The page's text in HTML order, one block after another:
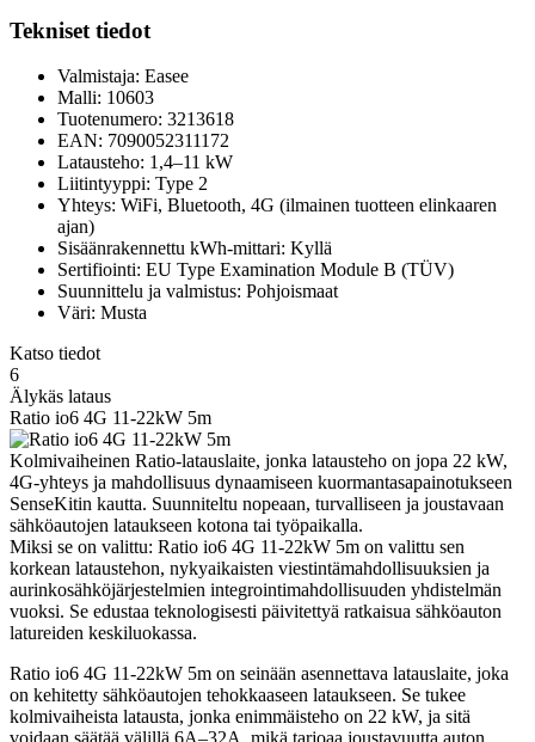
Tekniset tiedot
Valmistaja: Easee
Malli: 10603
Tuotenumero: 3213618
EAN: 7090052311172
Latausteho: 1,4–11 kW
Liitintyyppi: Type 2
Yhteys: WiFi, Bluetooth, 4G (ilmainen tuotteen elinkaaren
ajan)
Sisäänrakennettu kWh-mittari: Kyllä
Sertifiointi: EU Type Examination Module B (TÜV)
Suunnittelu ja valmistus: Pohjoismaat
Väri: Musta
Katso tiedot
6
Älykäs lataus
Ratio io6 4G 11-22kW 5m
Kolmivaiheinen Ratio-latauslaite, jonka latausteho on jopa 22 kW,
4G-yhteys ja mahdollisuus dynaamiseen kuormantasapainotukseen
SenseKitin kautta. Suunniteltu nopeaan, turvalliseen ja joustavaan
sähköautojen lataukseen kotona tai työpaikalla.
Miksi se on valittu: Ratio io6 4G 11-22kW 5m on valittu sen
korkean lataustehon, nykyaikaisten viestintämahdollisuuksien ja
aurinkosähköjärjestelmien integrointimahdollisuuden yhdistelmän
vuoksi. Se edustaa teknologisesti päivitettyä ratkaisua sähköauton
latureiden keskiluokassa.
Ratio io6 4G 11-22kW 5m on seinään asennettava latauslaite, joka
on kehitetty sähköautojen tehokkaaseen lataukseen. Se tukee
kolmivaiheista latausta, jonka enimmäisteho on 22 kW, ja sitä